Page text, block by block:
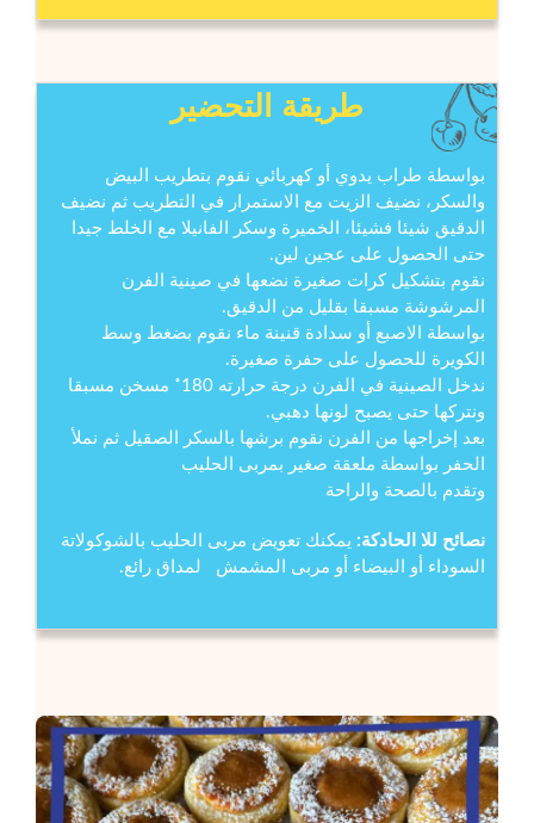
طريقة التحضير
بواسطة طراب يدوي أو كهربائي نقوم بتطريب البيض
والسكر، نضيف الزيت مع الاستمرار في التطريب ثم نضيف
الدقيق شيئا فشيئا، الخميرة وسكر الفانيلا مع الخلط جيدا
حتى الحصول على عجين لين.
نقوم بتشكيل كرات صغيرة نضعها في صينية الفرن
المرشوشة مسبقا بقليل من الدقيق.
بواسطة الاصبع أو سدادة قنينة ماء نقوم بضغط وسط
الكويرة للحصول على حفرة صغيرة.
ندخل الصينية في الفرن درجة حرارته 180˚ مسخن مسبقا
ونتركها حتى يصبح لونها دهبي.
بعد إخراجها من الفرن نقوم برشها بالسكر الصقيل ثم نملأ
الحفر بواسطة ملعقة صغير بمربى الحليب
وتقدم بالصحة والراحة
نصائح للا الحادكة: يمكنك تعويض مربى الحليب بالشوكولاتة
السوداء أو البيضاء أو مربى المشمش لمداق رائع.